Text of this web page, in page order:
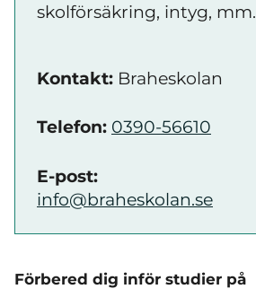
skolförsäkring, intyg, mm.
Kontakt: Braheskolan
Telefon: 0390-56610
E-post:
info@braheskolan.se
Förbered dig inför studier på